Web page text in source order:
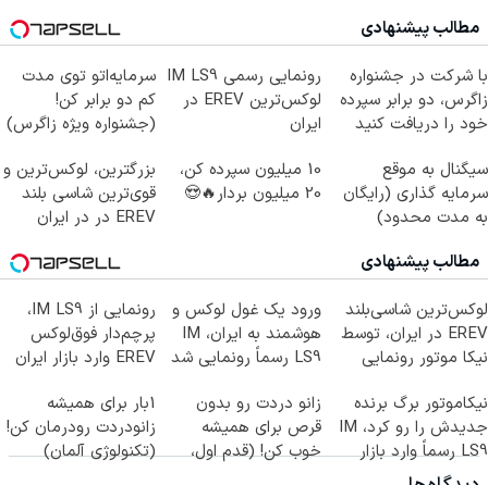
مطالب پیشنهادی
با شرکت در جشنواره
زاگرس، دو برابر سپرده
خود را دریافت کنید
رونمایی رسمی IM LS9
لوکس‌ترین EREV در
ایران
سرمایه‌اتو توی مدت
کم دو برابر کن!
(جشنواره ویژه زاگرس)
سیگنال به موقع
سرمایه گذاری (رایگان
به مدت محدود)
10 میلیون سپرده کن،
20 میلیون بردار🔥😍
بزرگترین، لوکس‌ترین و
قوی‌ترین شاسی بلند
EREV در در ایران
مطالب پیشنهادی
لوکس‌ترین شاسی‌بلند
EREV در ایران، توسط
نیکا موتور رونمایی
ورود یک غول لوکس و
هوشمند به ایران، IM
LS9 رسماً رونمایی شد
رونمایی از IM LS9،
پرچم‌دار فوق‌لوکس
EREV وارد بازار ایران
نیکاموتور برگ برنده
جدیدش را رو کرد، IM
LS9 رسماً وارد بازار
ایران شد
زانو دردت رو بدون
قرص برای همیشه
خوب کن! (قدم اول،
1بار برای همیشه
زانودردت رودرمان کن!
(تکنولوژی آلمان)